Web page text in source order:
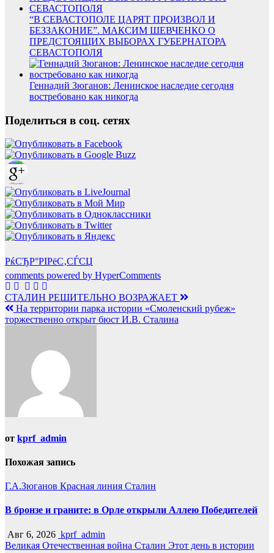
“В СЕВАСТОПОЛЕ ЦАРЯТ ПРОИЗВОЛ И
БЕЗЗАКОНИЕ”. МАКСИМ ШЕВЧЕНКО О
ПРЕДСТОЯЩИХ ВЫБОРАХ ГУБЕРНАТОРА
СЕВАСТОПОЛЯ
Геннадий Зюганов: Ленинское наследие сегодня
востребовано как никогда
Поделиться в соц. сетях
РќСЂР°РІРёС‚СЃСЏ
comments powered by HyperComments
Навигация
по
СТАЛИН РЕШИТЕЛЬНО ВОЗРАЖАЕТ
На территории парка истории «Смоленский рубеж»
торжественно открыт бюст И.В. Сталина
от kprf_admin
Похожая запись
Г.А.Зюганов Красная линия Сталин
В бронзе и граните: в Орле открыли Аллею Победителей
Авг 6, 2026 kprf_admin
Великая Отечественная война Сталин Этот день в истории